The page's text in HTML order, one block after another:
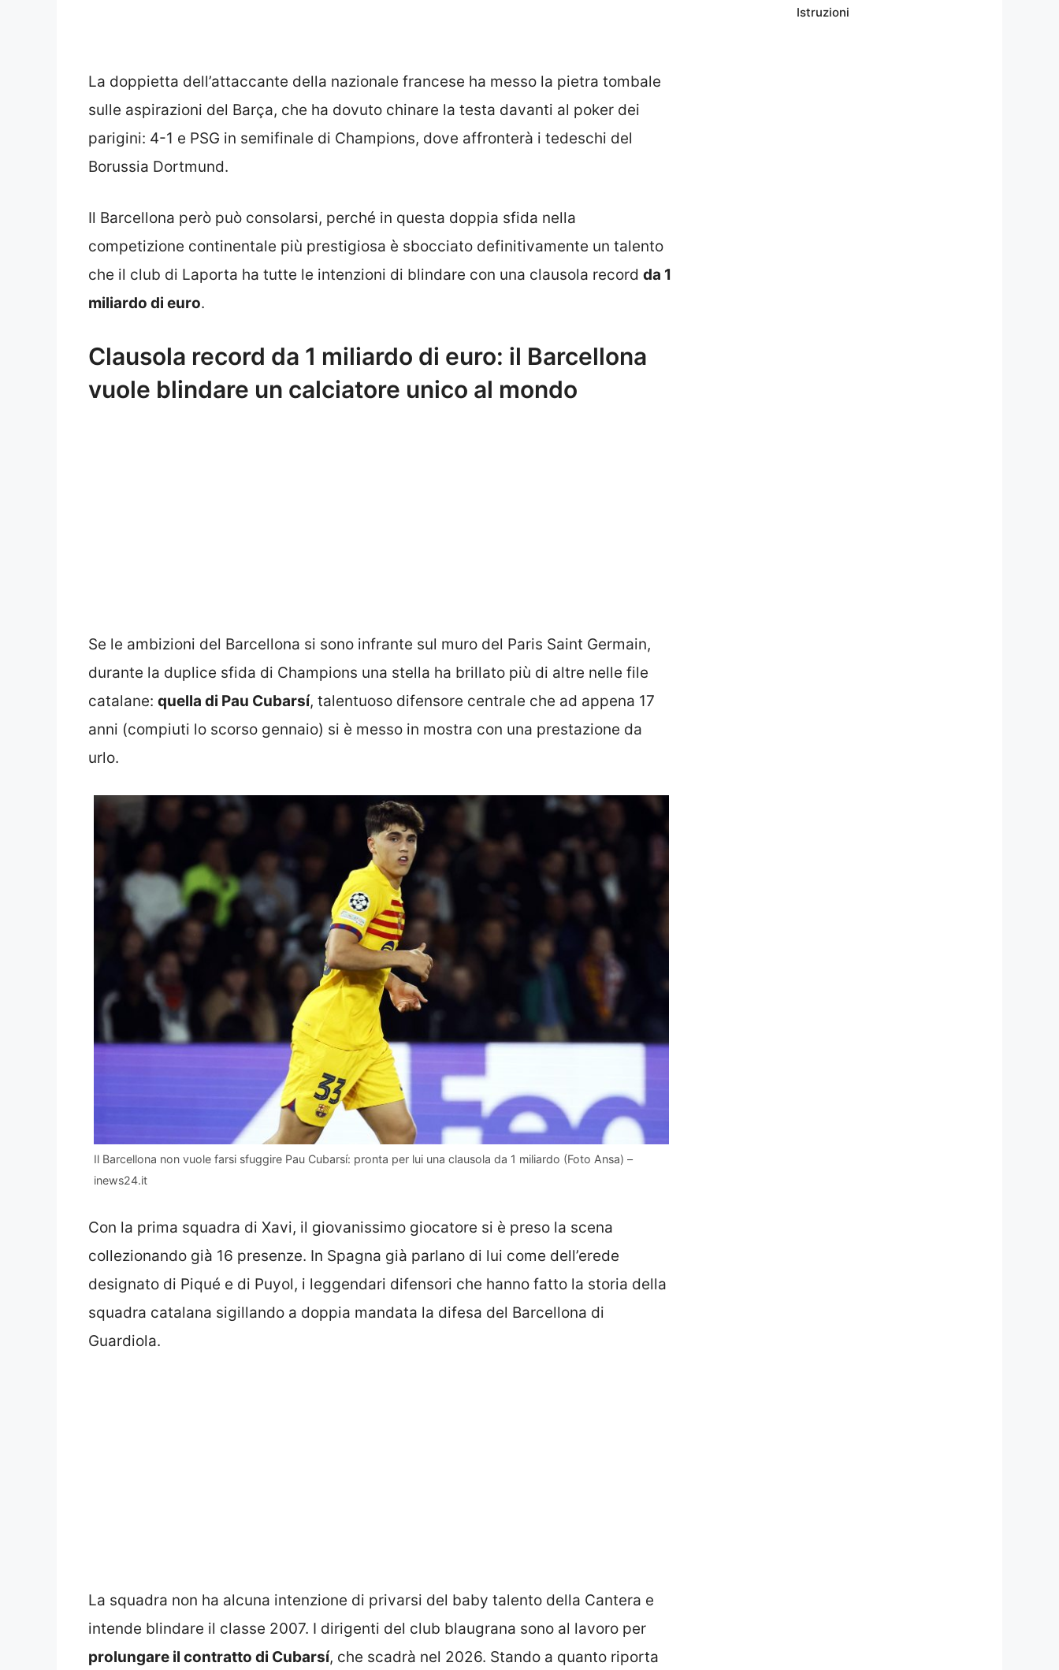
La doppietta dell’attaccante della nazionale francese ha messo la pietra tombale
sulle aspirazioni del Barça, che ha dovuto chinare la testa davanti al poker dei
parigini: 4-1 e PSG in semifinale di Champions, dove affronterà i tedeschi del
Borussia Dortmund.
Il Barcellona però può consolarsi, perché in questa doppia sfida nella
competizione continentale più prestigiosa è sbocciato definitivamente un talento
che il club di Laporta ha tutte le intenzioni di blindare con una clausola record da 1
miliardo di euro.
Clausola record da 1 miliardo di euro: il Barcellona
vuole blindare un calciatore unico al mondo
Se le ambizioni del Barcellona si sono infrante sul muro del Paris Saint Germain,
durante la duplice sfida di Champions una stella ha brillato più di altre nelle file
catalane: quella di Pau Cubarsí, talentuoso difensore centrale che ad appena 17
anni (compiuti lo scorso gennaio) si è messo in mostra con una prestazione da
urlo.
Il Barcellona non vuole farsi sfuggire Pau Cubarsí: pronta per lui una clausola da 1 miliardo (Foto Ansa) –
inews24.it
Con la prima squadra di Xavi, il giovanissimo giocatore si è preso la scena
collezionando già 16 presenze. In Spagna già parlano di lui come dell’erede
designato di Piqué e di Puyol, i leggendari difensori che hanno fatto la storia della
squadra catalana sigillando a doppia mandata la difesa del Barcellona di
Guardiola.
La squadra non ha alcuna intenzione di privarsi del baby talento della Cantera e
intende blindare il classe 2007. I dirigenti del club blaugrana sono al lavoro per
prolungare il contratto di Cubarsí, che scadrà nel 2026. Stando a quanto riporta
Istruzioni